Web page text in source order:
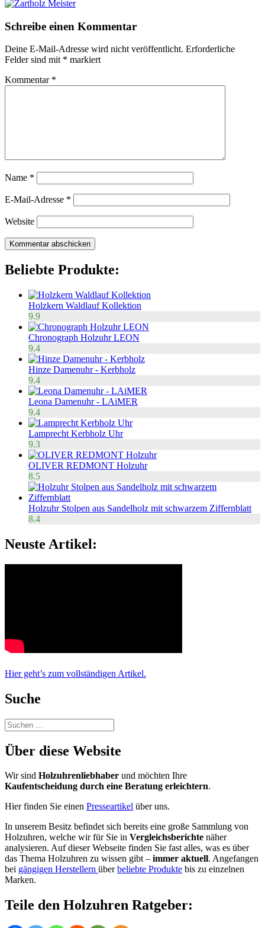
Schreibe einen Kommentar
Deine E-Mail-Adresse wird nicht veröffentlicht. Erforderliche
Felder sind mit * markiert
Kommentar *
Name *
E-Mail-Adresse *
Website
Beliebte Produkte:
Holzkern Waldlauf Kollektion
9.9
Chronograph Holzuhr LEON
9.4
Hinze Damenuhr - Kerbholz
9.4
Leona Damenuhr - LAiMER
9.4
Lamprecht Kerbholz Uhr
9.3
OLIVER REDMONT Holzuhr
8.5
Holzuhr Stolpen aus Sandelholz mit schwarzem Ziffernblatt
8.4
Neuste Artikel:
Hier geht’s zum vollständigen Artikel.
Suche
Suchen
nach:
Über diese Website
Wir sind Holzuhrenliebhaber und möchten Ihre
Kaufentscheidung durch eine Beratung erleichtern.
Hier finden Sie einen Presseartikel über uns.
In unserem Besitz befindet sich bereits eine große Sammlung von
Holzuhren, welche wir für Sie in Vergleichsberichte näher
analysieren. Auf dieser Webseite finden Sie fast alles, was es über
das Thema Holzuhren zu wissen gibt – immer aktuell. Angefangen
bei gängigen Herstellern überbeliebte Produkte bis zu einzelnen
Marken.
Teile den Holzuhren Ratgeber: